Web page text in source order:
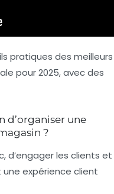
pratiques des meilleurs
pour 2025, avec des
d’organiser une
?
d’engager les clients et
expérience client